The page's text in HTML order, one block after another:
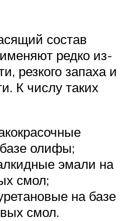
состав
редко из-
резкого запаха и
К числу таких
олифы;
эмали на
смол;
на базе
смол.